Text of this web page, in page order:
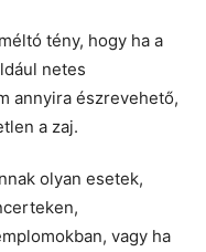
tény, hogy ha a
netes
annyira észrevehető,
a zaj.
olyan esetek,
vagy ha